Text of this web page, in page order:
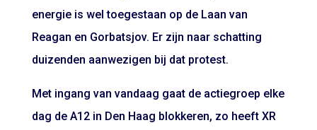
energie is wel toegestaan op de Laan van
Reagan en Gorbatsjov. Er zijn naar schatting
duizenden aanwezigen bij dat protest.
Met ingang van vandaag gaat de actiegroep elke
dag de A12 in Den Haag blokkeren, zo heeft XR